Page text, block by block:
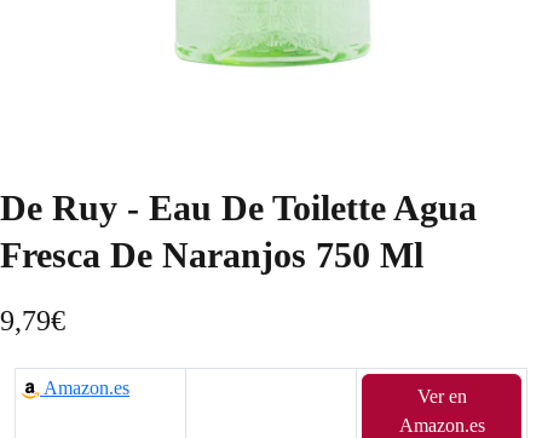
De Ruy - Eau De Toilette Agua
Fresca De Naranjos 750 Ml
9,79€
Amazon.es
Ver en
Amazon.es